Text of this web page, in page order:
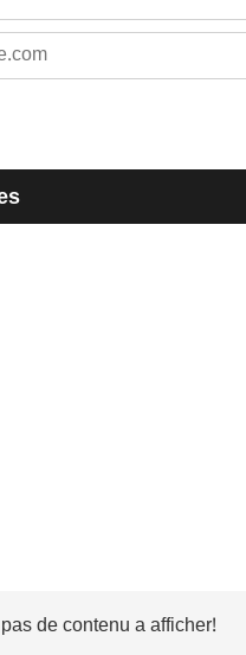
de contenu a afficher!